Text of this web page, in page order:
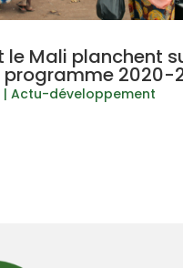
le Mali planchent
2020-
| Actu-développement